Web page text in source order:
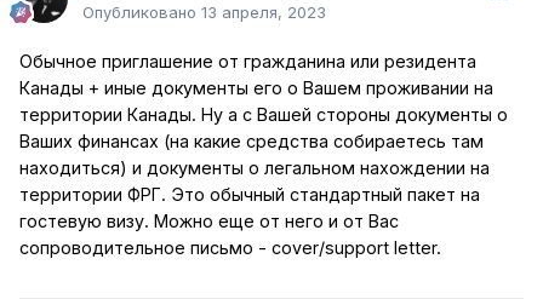
Опубликовано 13 апреля, 2023
Обычное приглашение от гражданина или резидента
Канады + иные документы его о Вашем проживании на
территории Канады. Ну а с Вашей стороны документы о
Ваших финансах (на какие средства собираетесь там
находиться) и документы о легальном нахождении на
территории ФРГ. Это обычный стандартный пакет на
гостевую визу. Можно еще от него и от Вас
сопроводительное письмо - cover/support letter.